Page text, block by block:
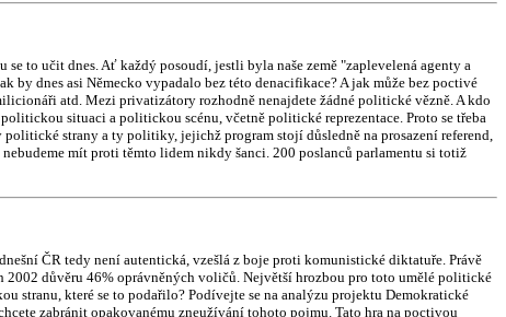
to učit dnes. Ať každý posoudí, jestli byla naše země "zaplevelená agenty a
dnes asi Německo vypadalo bez této denacifikace? A jak může bez poctivé
atd. Mezi privatizátory rozhodně nenajdete žádné politické vězně. A kdo
situaci a politickou scénu, včetně politické reprezentace. Proto se třeba
strany a ty politiky, jejichž program stojí důsledně na prosazení referend,
mít proti těmto lidem nikdy šanci. 200 poslanců parlamentu si totiž
ČR tedy není autentická, vzešlá z boje proti komunistické diktatuře. Právě
důvěru 46% oprávněných voličů. Největší hrozbou pro toto umělé politické
které se to podařilo? Podívejte se na analýzu projektu Demokratické
zabránit opakovanému zneužívání tohoto pojmu. Tato hra na poctivou